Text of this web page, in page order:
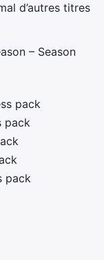
d’autres titres
– Season
pack
pack
pack